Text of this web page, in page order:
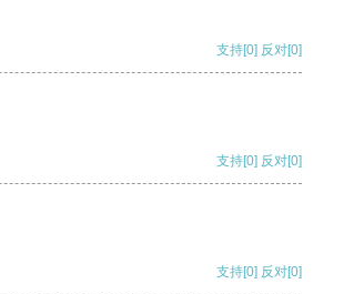
支持[0] 反对[0]
支持[0] 反对[0]
支持[0] 反对[0]